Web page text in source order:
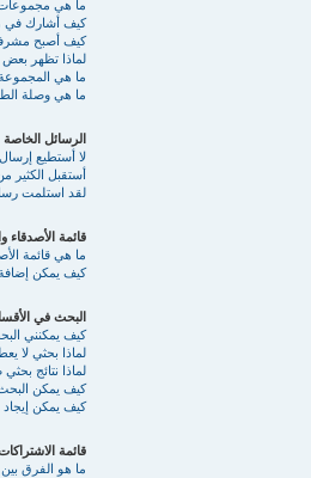
ما هي
كيف أشارك في
كيف أصبح
لماذا تظهر
ما هي المجموعة
ما هي وصلة
الرسائل الخاصة
لا أستطيع
أستقبل الكثير
لقد استلمت
قائمة الأصدقاء
ما هي قائمة
كيف يمكن إضافة
البحث في
كيف يمكنني
لماذا بحثي لا
لماذا نتائج
كيف يمكن
كيف يمكن إيجاد
قائمة
ما هو الفرق